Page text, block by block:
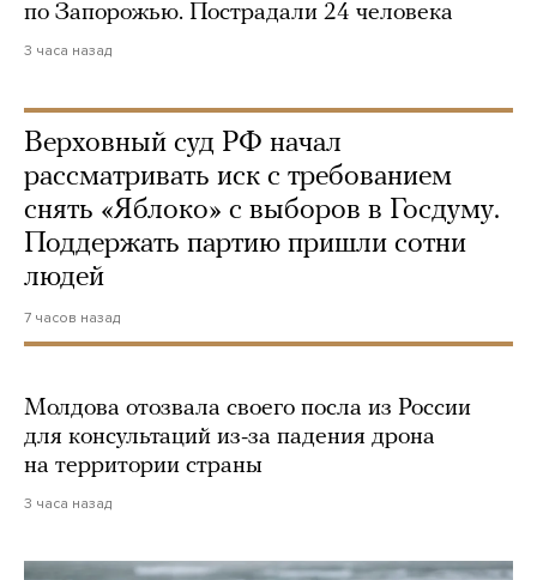
по Запорожью. Пострадали 24 человека
3 часа назад
Верховный суд РФ начал
рассматривать иск с требованием
снять «Яблоко» с выборов в Госдуму.
Поддержать партию пришли сотни
людей
7 часов назад
Молдова отозвала своего посла из России
для консультаций из-за падения дрона
на территории страны
3 часа назад